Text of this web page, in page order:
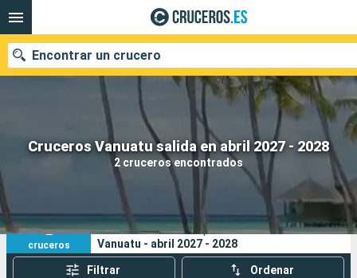
Cruceros Vanuatu salida en abril 2027 - 2028
2 cruceros encontrados
Encontrar un crucero
Nuestros destinos
Fecha de salida
Puertos Compañías
Buscar
2
cruceros
Sus criterios de búsqueda:
Vanuatu - abril 2027 - 2028
Filtrar Ordenar